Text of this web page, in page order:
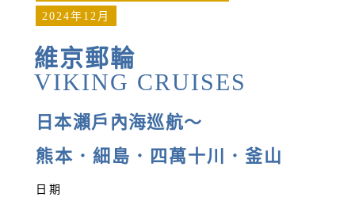
2024年12月
維京郵輪
VIKING CRUISES
日本瀨戶內海巡航～
熊本．細島．四萬十川．釜山
日期